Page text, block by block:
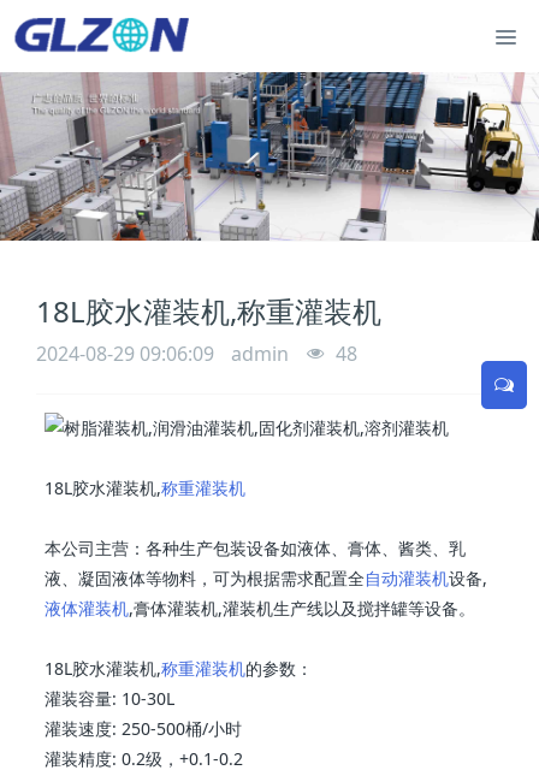
18L胶水灌装机,称重灌装机
2024-08-29 09:06:09 admin 48
18L胶水灌装机,称重灌装机
本公司主营：各种生产包装设备如液体、膏体、酱类、乳
液、凝固液体等物料，可为根据需求配置全自动灌装机设备,
液体灌装机,膏体灌装机,灌装机生产线以及搅拌罐等设备。
18L胶水灌装机,称重灌装机的参数：
灌装容量: 10-30L
灌装速度: 250-500桶/小时
灌装精度: 0.2级，+0.1-0.2